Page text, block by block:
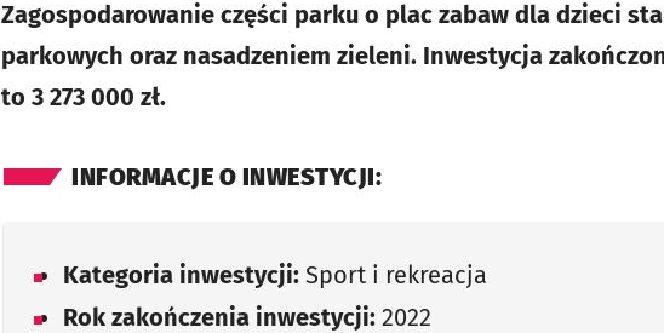
Zagospodarowanie części parku o plac zabaw dla dzieci
parkowych oraz nasadzeniem zieleni. Inwestycja
to 3 273 000 zł.
INFORMACJE O INWESTYCJI:
Kategoria inwestycji: Sport i rekreacja
Rok zakończenia inwestycji: 2022